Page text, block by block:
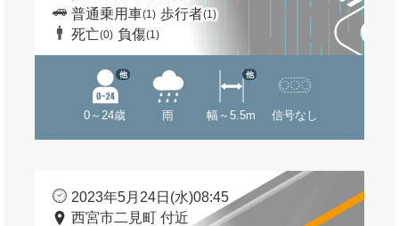
普通乗用車(1) 歩行者(1)
死亡(0) 負傷(1)
0～24歳
他
雨 幅～5.5m
他
信号なし
2023年5月24日(水)08:45
西宮市二見町 付近